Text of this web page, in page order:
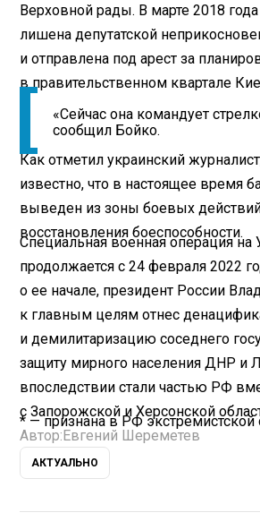
Верховной рады. В марте 2018
лишена депутатской
и отправлена под арест за
в правительственном квартале
«Сейчас она командует
сообщил Бойко.
Как отметил украинский
известно, что в настоящее время
выведен из зоны боевых
восстановления боеспособности.
Специальная военная операция на
продолжается с 24 февраля 2022
о ее начале, президент России
к главным целям отнес
и демилитаризацию соседнего
защиту мирного населения ДНР и
впоследствии стали частью РФ
с Запорожской и Херсонской
* — признана в РФ экстремистской
Автор: Евгений Шереметев
АКТУАЛЬНО